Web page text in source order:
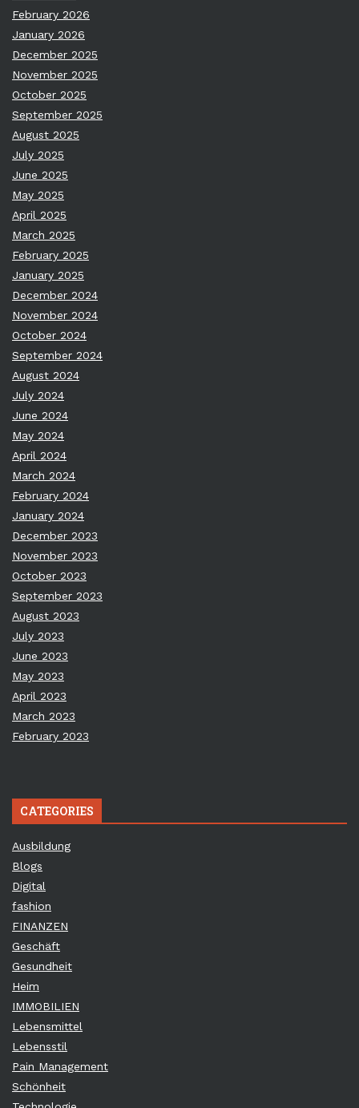
February 2026
January 2026
December 2025
November 2025
October 2025
September 2025
August 2025
July 2025
June 2025
May 2025
April 2025
March 2025
February 2025
January 2025
December 2024
November 2024
October 2024
September 2024
August 2024
July 2024
June 2024
May 2024
April 2024
March 2024
February 2024
January 2024
December 2023
November 2023
October 2023
September 2023
August 2023
July 2023
June 2023
May 2023
April 2023
March 2023
February 2023
CATEGORIES
Ausbildung
Blogs
Digital
fashion
FINANZEN
Geschäft
Gesundheit
Heim
IMMOBILIEN
Lebensmittel
Lebensstil
Pain Management
Schönheit